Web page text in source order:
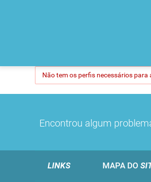
Não tem os perfis necessários para
Encontrou algum
LINKS MAPA DO